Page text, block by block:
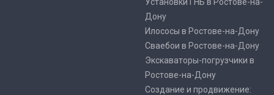
Дону
Илососы в Ростове-на-Дону
Сваебои в Ростове-на-Дону
Экскаваторы-погрузчики в
Ростове-на-Дону
Создание и продвижение: